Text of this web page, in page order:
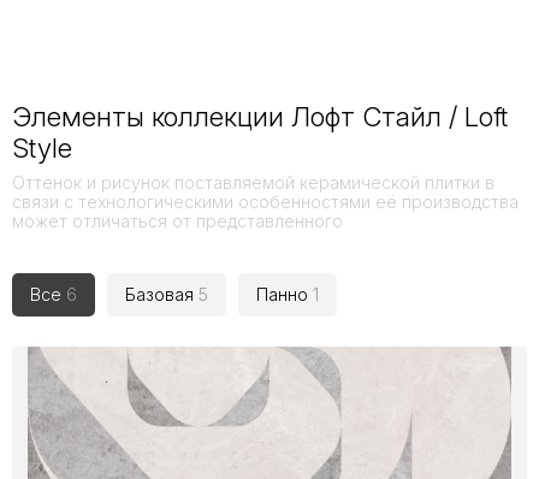
Элементы коллекции Лофт Стайл / Loft
Style
Оттенок и рисунок поставляемой керамической плитки в
связи с технологическими особенностями её производства
может отличаться от представленного
Все 6 Базовая 5 Панно 1